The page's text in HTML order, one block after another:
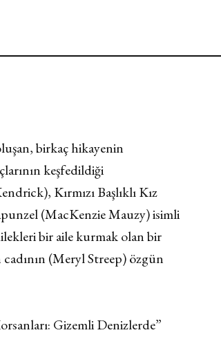
birkaç hikayenin
keşfedildiği
Kırmızı Başlıklı Kız
(MacKenzie Mauzy) isimli
bir aile kurmak olan bir
cadının (Meryl Streep) özgün
Gizemli Denizlerde”